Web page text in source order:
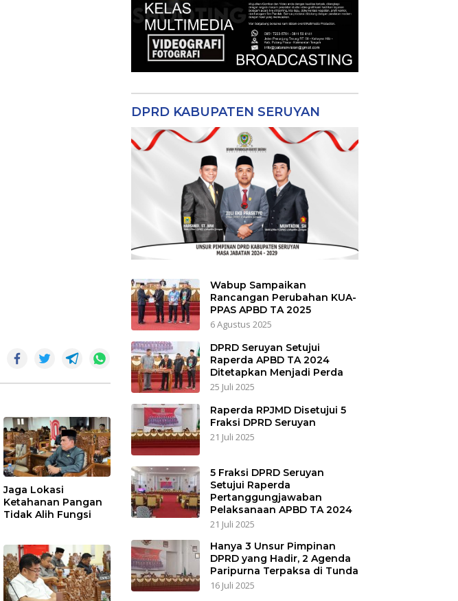
Jaga Lokasi
Ketahanan Pangan
Tidak Alih Fungsi
DPRD KABUPATEN SERUYAN
Wabup Sampaikan
Rancangan Perubahan KUA-
PPAS APBD TA 2025
6 Agustus 2025
DPRD Seruyan Setujui
Raperda APBD TA 2024
Ditetapkan Menjadi Perda
25 Juli 2025
Raperda RPJMD Disetujui 5
Fraksi DPRD Seruyan
21 Juli 2025
5 Fraksi DPRD Seruyan
Setujui Raperda
Pertanggungjawaban
Pelaksanaan APBD TA 2024
21 Juli 2025
Hanya 3 Unsur Pimpinan
DPRD yang Hadir, 2 Agenda
Paripurna Terpaksa di Tunda
16 Juli 2025